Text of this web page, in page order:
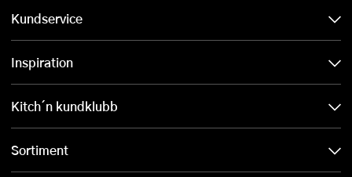
Kundservice
Inspiration
Kitch´n kundklubb
Sortiment